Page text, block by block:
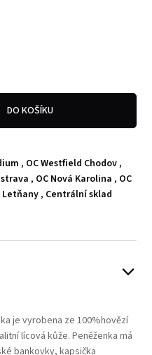
DO KOŠÍKU
, OC Westfield Chodov ,
, OC Nová Karolina , OC
Letňany, Centrální sklad
Playje vyrobena ze 100%hovězí
lícová kůže. Peněženka má
bankovky, kapsička